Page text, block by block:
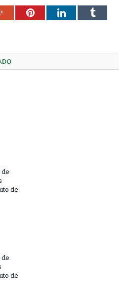
Google+PinterestLinkedInTumblr
de
de